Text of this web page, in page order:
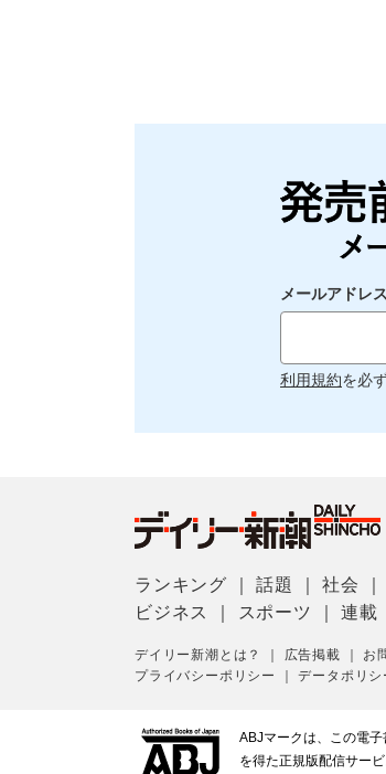
メールアドレス
利用規約を必
ランキング ｜話題 ｜社会
ビジネス
スポーツ ｜連載
デイリー新潮とは？ 広告掲載 お
プライバシーポリシー
｜データポリシ
ABJマークは、この電
を得た正規版配信サー